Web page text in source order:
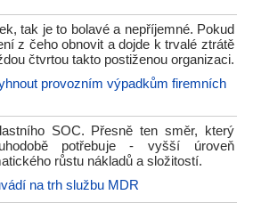
tak je to bolavé a nepříjemné. Pokud
z čeho obnovit a dojde k trvalé ztrátě
čtvrtou takto postiženou organizaci.
provozním výpadkům firemních
SOC. Přesně ten směr, který
potřebuje - vyšší úroveň
růstu nákladů a složitostí.
na trh službu MDR